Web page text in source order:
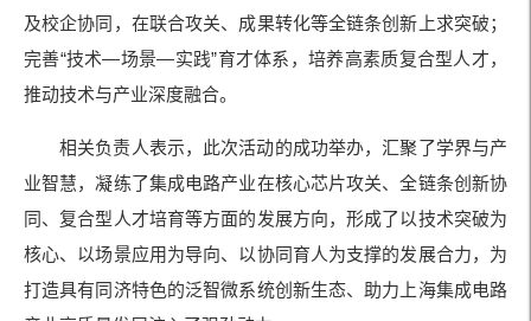
及校企协同，在联合攻关、成果转化等全链条创新上求突破；
完善“技术—场景—实践”育才体系，培养高素质复合型人才，
推动技术与产业深度融合。
相关负责人表示，此次活动的成功举办，汇聚了学界与产
业智慧，凝练了集成电路产业在核心芯片攻关、全链条创新协
同、复合型人才培育等方面的发展方向，形成了以技术突破为
核心、以场景应用为导向、以协同育人为支撑的发展合力，为
打造具有同济特色的泛智微系统创新生态、助力上海集成电路